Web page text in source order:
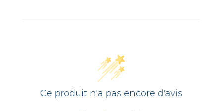
Ce produit n'a pas encore d'avis